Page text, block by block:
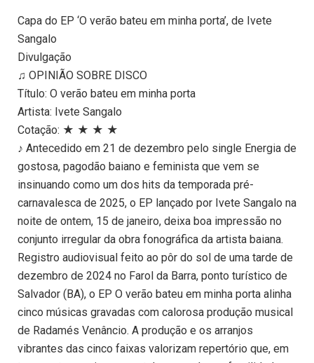
Capa do EP ‘O verão bateu em minha porta’, de Ivete
Sangalo
Divulgação
♫ OPINIÃO SOBRE DISCO
Título: O verão bateu em minha porta
Artista: Ivete Sangalo
Cotação: ★ ★ ★ ★
♪ Antecedido em 21 de dezembro pelo single Energia de
gostosa, pagodão baiano e feminista que vem se
insinuando como um dos hits da temporada pré-
carnavalesca de 2025, o EP lançado por Ivete Sangalo na
noite de ontem, 15 de janeiro, deixa boa impressão no
conjunto irregular da obra fonográfica da artista baiana.
Registro audiovisual feito ao pôr do sol de uma tarde de
dezembro de 2024 no Farol da Barra, ponto turístico de
Salvador (BA), o EP O verão bateu em minha porta alinha
cinco músicas gravadas com calorosa produção musical
de Radamés Venâncio. A produção e os arranjos
vibrantes das cinco faixas valorizam repertório que, em